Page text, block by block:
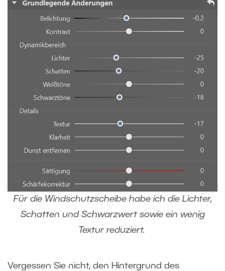
Für die Windschutzscheibe habe ich die Lichter,
Schatten und Schwarzwert sowie ein wenig
Textur reduziert.
Vergessen Sie nicht, den Hintergrund des